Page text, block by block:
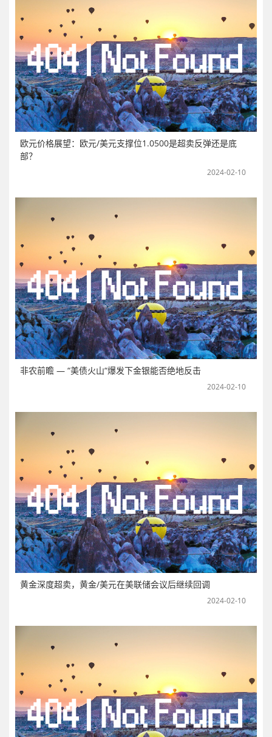
欧元价格展望：欧元/美元支撑位1.0500是超卖反弹还是底
部？
2024-02-10
非农前瞻 — “美债火山“爆发下金银能否绝地反击
2024-02-10
黄金深度超卖，黄金/美元在美联储会议后继续回调
2024-02-10